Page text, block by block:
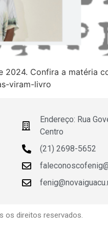
2024. Confira a matéria
viram-livro
Endereço: Rua
Centro
(21) 2698-5652
os direitos reservados.